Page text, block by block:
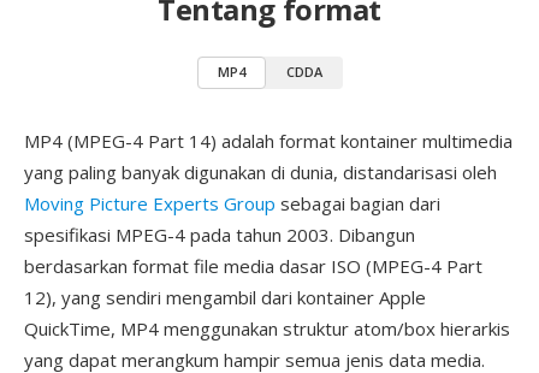
Tentang format
MP4 CDDA
MP4 (MPEG-4 Part 14) adalah format kontainer multimedia
yang paling banyak digunakan di dunia, distandarisasi oleh
Moving Picture Experts Group sebagai bagian dari
spesifikasi MPEG-4 pada tahun 2003. Dibangun
berdasarkan format file media dasar ISO (MPEG-4 Part
12), yang sendiri mengambil dari kontainer Apple
QuickTime, MP4 menggunakan struktur atom/box hierarkis
yang dapat merangkum hampir semua jenis data media.